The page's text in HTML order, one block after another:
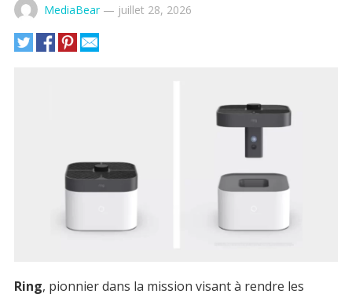
MediaBear— juillet 28, 2026
Ring, pionnier dans la mission visant à rendre les